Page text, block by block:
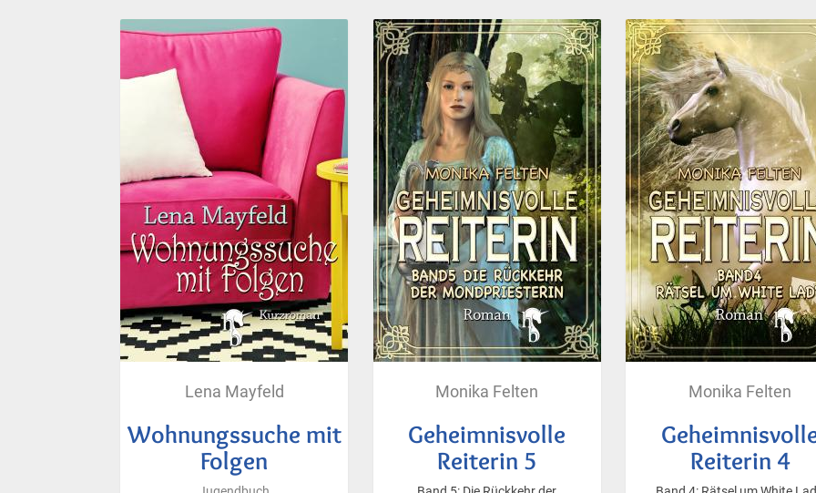
Lena Mayfeld
Wohnungssuche mit
Folgen
Monika Felten
Geheimnisvolle
Reiterin 5
Monika Felten
Reiterin 4